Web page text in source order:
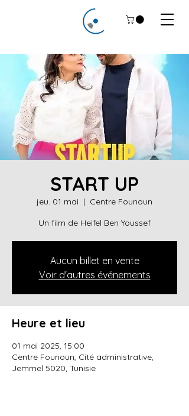
START UP
jeu. 01 mai
  |
Centre Founoun
Un film de Heifel Ben Youssef
Aucun billet en vente
Voir d'autres événements
Heure et lieu
01 mai 2025, 15:00
Centre Founoun, Cité administrative,
Jemmel 5020, Tunisie